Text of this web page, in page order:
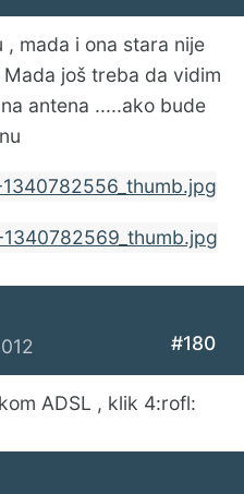
mada i ona stara nije
još treba da vidim
antena .....ako bude
#180
ADSL , klik 4:rofl: